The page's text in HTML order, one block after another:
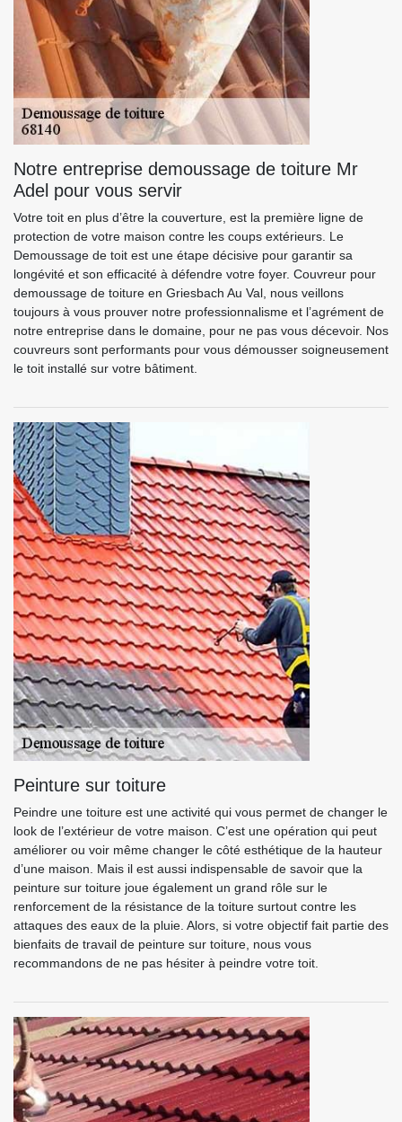
Notre entreprise demoussage de toiture Mr
Adel pour vous servir
Votre toit en plus d’être la couverture, est la première ligne de
protection de votre maison contre les coups extérieurs. Le
Demoussage de toit est une étape décisive pour garantir sa
longévité et son efficacité à défendre votre foyer. Couvreur pour
demoussage de toiture en Griesbach Au Val, nous veillons
toujours à vous prouver notre professionnalisme et l’agrément de
notre entreprise dans le domaine, pour ne pas vous décevoir. Nos
couvreurs sont performants pour vous démousser soigneusement
le toit installé sur votre bâtiment.
Peinture sur toiture
Peindre une toiture est une activité qui vous permet de changer le
look de l’extérieur de votre maison. C’est une opération qui peut
améliorer ou voir même changer le côté esthétique de la hauteur
d’une maison. Mais il est aussi indispensable de savoir que la
peinture sur toiture joue également un grand rôle sur le
renforcement de la résistance de la toiture surtout contre les
attaques des eaux de la pluie. Alors, si votre objectif fait partie des
bienfaits de travail de peinture sur toiture, nous vous
recommandons de ne pas hésiter à peindre votre toit.